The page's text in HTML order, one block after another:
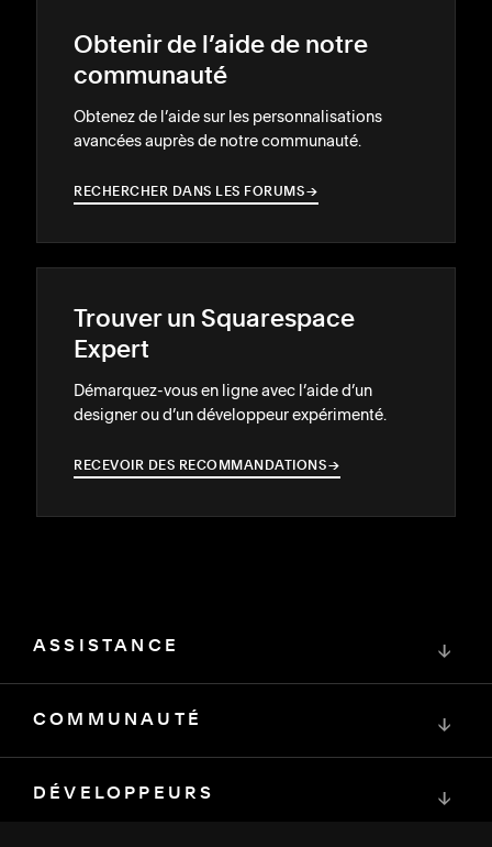
Obtenir de l’aide de notre
communauté
Obtenez de l’aide sur les personnalisations
avancées auprès de notre communauté.
RECHERCHER DANS LES FORUMS→
→
Trouver un Squarespace
Expert
Démarquez-vous en ligne avec l’aide d’un
designer ou d’un développeur expérimenté.
RECEVOIR DES RECOMMANDATIONS→
→
ASSISTANCE ↓
COMMUNAUTÉ ↓
DÉVELOPPEURS ↓